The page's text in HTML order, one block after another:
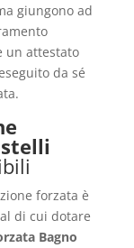
giungono ad
un attestato
da sé
forzata è
di cui dotare
Bagno